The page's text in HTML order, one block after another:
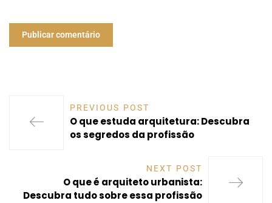
PREVIOUS POST
O que estuda arquitetura: Descubra
os segredos da profissão
NEXT POST
O que é arquiteto urbanista:
Descubra tudo sobre essa profissão